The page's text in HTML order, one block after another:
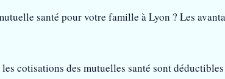
santé pour votre famille à Lyon ? Les
cotisations des mutuelles santé sont